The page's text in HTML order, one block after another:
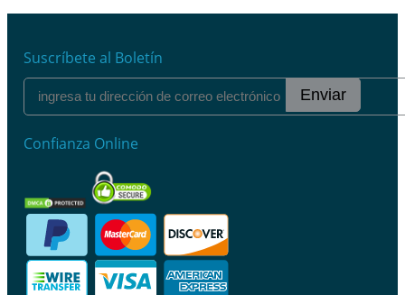
Suscríbete al Boletín
Enviar
Confianza Online